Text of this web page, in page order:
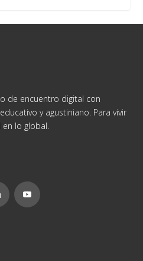
de encuentro digital con
y agustiniano. Para vivir
en lo global.